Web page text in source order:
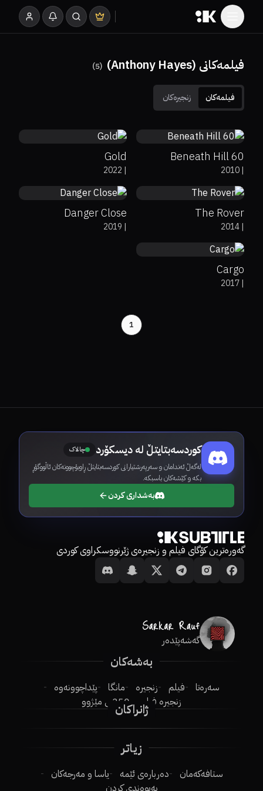
فیلمەکانی (Anthony Hayes) (
5
)
فیلمەکان زنجیرەکان 83%
0%
Beneath Hill 60
|
2010
Gold
|
2022
6.4
66%
64%
The Rover
|
2014
6.9
Danger Close
|
2019
6.3
57%
Cargo
|
2017
1
کوردسەبتایتڵ لە دیسکۆرد چالاک
لەگەڵ ئەندامان و سەرپەرشتیارانی کوردسەبتایتڵ ڕاوبۆچوونەکان ئاڵووگۆڕ
بکە و کێشەکان باسبکە.
بەشداری کردن
گەورەترین کۆگای فیلم و زنجیرەی ژێرنووسکراوی کوردی
گەشەپێدەر
بەشەکان
سەرەتا فیلم زنجیرە مانگا
پێداچوونەوە
زنجیرە فیلم
250ـی مێژوو
ژانراکان
زیاتر
ستافەکەمان دەربارەی ئێمە
یاسا و مەرجەکان
پەیوەندی کردن